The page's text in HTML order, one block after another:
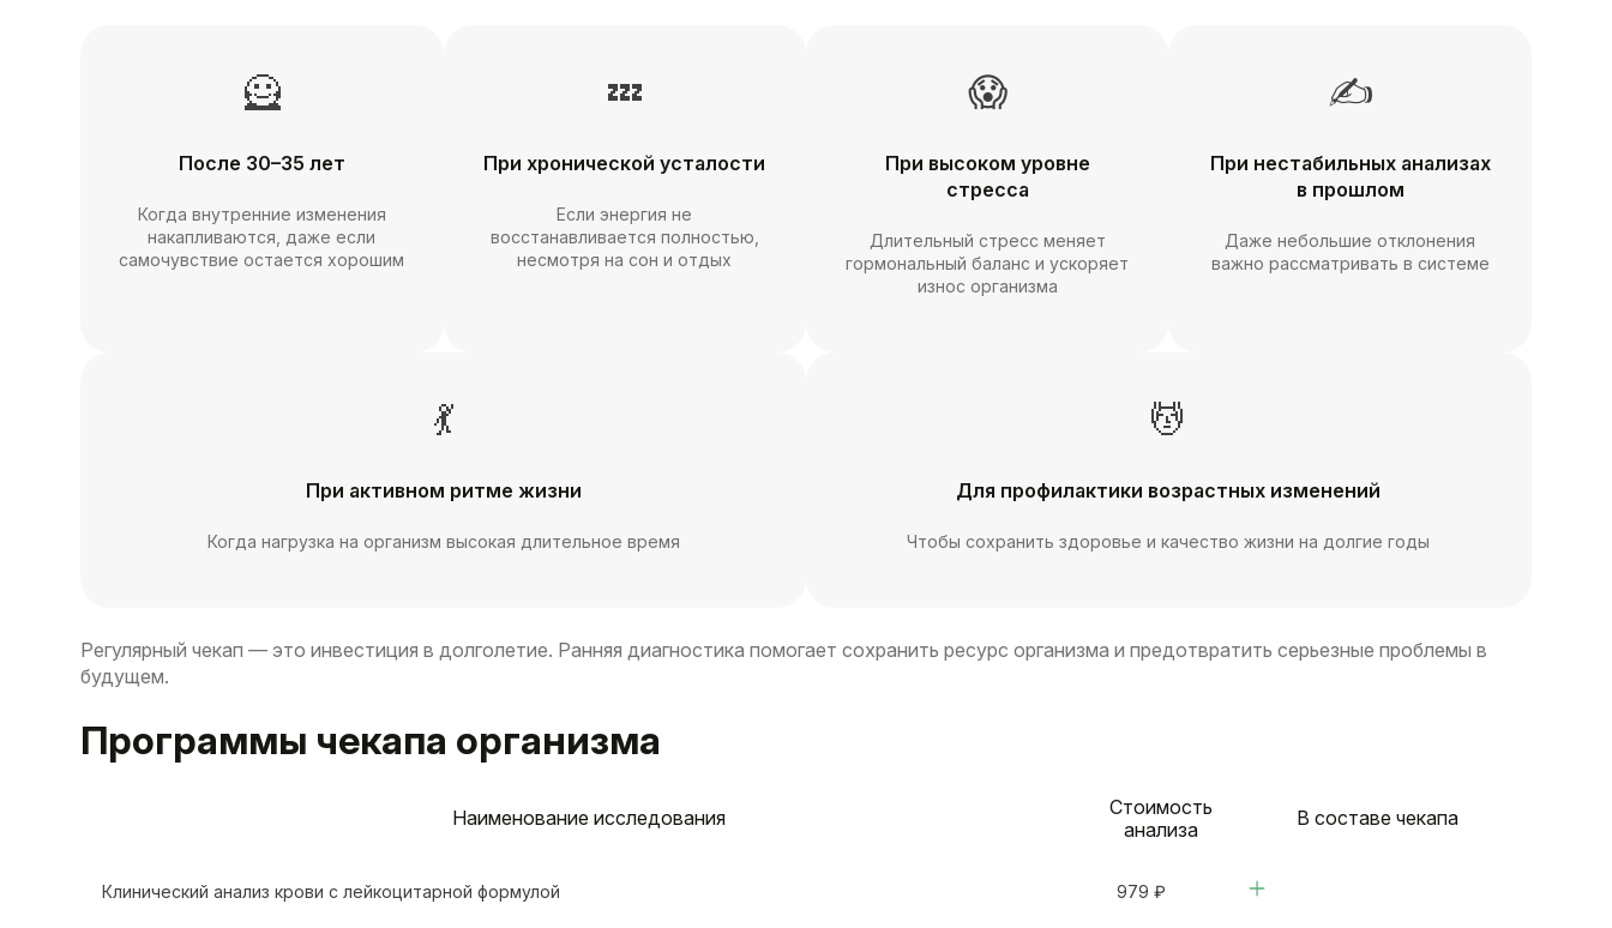
🦸
После 30–35 лет
Когда внутренние изменения
накапливаются, даже если
самочувствие остается хорошим
💤
При хронической усталости
Если энергия не
восстанавливается полностью,
несмотря на сон и отдых
😱
При высоком уровне
стресса
Длительный стресс меняет
гормональный баланс и ускоряет
износ организма
✍
При нестабильных анализах
в прошлом
Даже небольшие отклонения
важно рассматривать в системе
💃
При активном ритме жизни
Когда нагрузка на организм высокая длительное время
💆
Для профилактики возрастных изменений
Чтобы сохранить здоровье и качество жизни на долгие годы
Регулярный чекап — это инвестиция в долголетие. Ранняя диагностика помогает сохранить ресурс организма и предотвратить серьезные проблемы в
будущем.
Программы чекапа организма
Наименование исследования
Стоимость
анализа
В составе чекапа
Клинический анализ крови с лейкоцитарной формулой 979 ₽